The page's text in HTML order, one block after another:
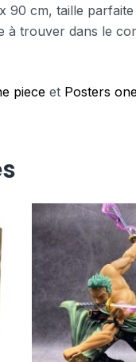
90 cm, taille
à trouver dans le
piece et Posters